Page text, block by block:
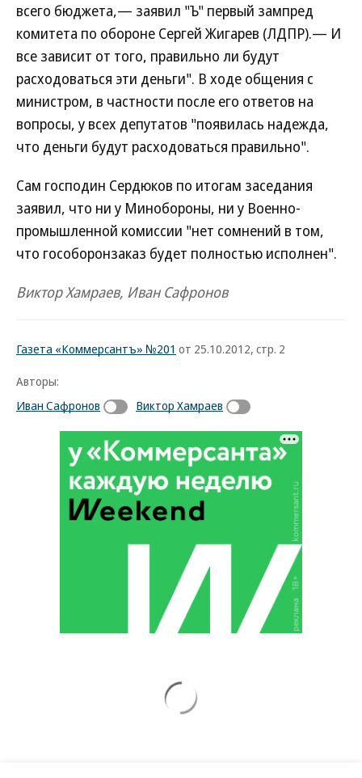
всего бюджета,— заявил "Ъ" первый зампред
комитета по обороне Сергей Жигарев (ЛДПР).— И
все зависит от того, правильно ли будут
расходоваться эти деньги". В ходе общения с
министром, в частности после его ответов на
вопросы, у всех депутатов "появилась надежда,
что деньги будут расходоваться правильно".
Сам господин Сердюков по итогам заседания
заявил, что ни у Минобороны, ни у Военно-
промышленной комиссии "нет сомнений в том,
что гособоронзаказ будет полностью исполнен".
Виктор Хамраев, Иван Сафронов
Газета «Коммерсантъ» №201 от 25.10.2012, стр. 2
Авторы:
Иван Сафронов
Виктор Хамраев